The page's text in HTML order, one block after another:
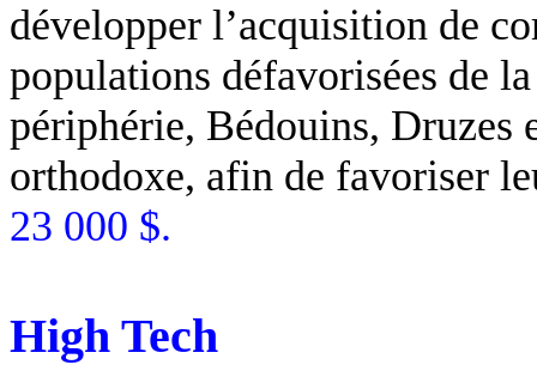
développer l’acquisition de
populations défavorisées de
périphérie, Bédouins, Druzes
orthodoxe, afin de favoriser
23 000 $.
High Tech